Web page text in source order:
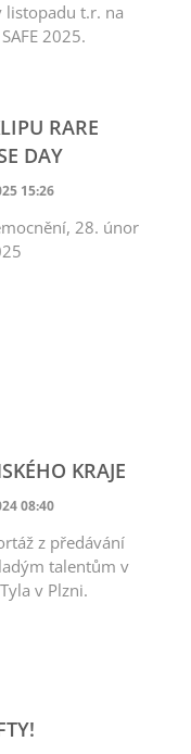
listopadu t.r. na
2025.
RARE
DAY
15:26
28. únor
KRAJE
08:40
z předávání
talentům v
v Plzni.